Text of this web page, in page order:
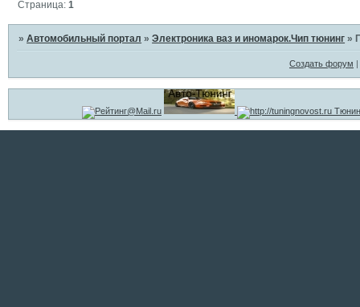
Страница:1
»Автомобильный портал »Электроника ваз и иномарок.Чип тюнинг »
Создать форум |